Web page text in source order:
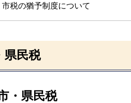
市税の猶予制度について
県民税
・県民税